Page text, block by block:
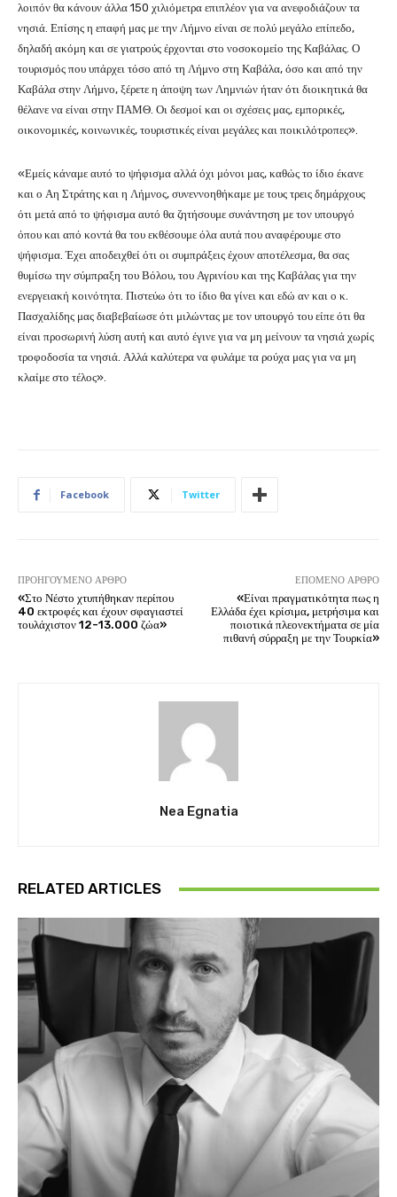
λοιπόν θα κάνουν άλλα 150 χιλιόμετρα επιπλέον για να ανεφοδιάζουν τα
νησιά. Επίσης η επαφή μας με την Λήμνο είναι σε πολύ μεγάλο επίπεδο,
δηλαδή ακόμη και σε γιατρούς έρχονται στο νοσοκομείο της Καβάλας. Ο
τουρισμός που υπάρχει τόσο από τη Λήμνο στη Καβάλα, όσο και από την
Καβάλα στην Λήμνο, ξέρετε η άποψη των Λημνιών ήταν ότι διοικητικά θα
θέλανε να είναι στην ΠΑΜΘ. Οι δεσμοί και οι σχέσεις μας, εμπορικές,
οικονομικές, κοινωνικές, τουριστικές είναι μεγάλες και ποικιλότροπες».
«Εμείς κάναμε αυτό το ψήφισμα αλλά όχι μόνοι μας, καθώς το ίδιο έκανε
και ο Αη Στράτης και η Λήμνος, συνεννοηθήκαμε με τους τρεις δημάρχους
ότι μετά από το ψήφισμα αυτό θα ζητήσουμε συνάντηση με τον υπουργό
όπου και από κοντά θα του εκθέσουμε όλα αυτά που αναφέρουμε στο
ψήφισμα. Έχει αποδειχθεί ότι οι συμπράξεις έχουν αποτέλεσμα, θα σας
θυμίσω την σύμπραξη του Βόλου, του Αγρινίου και της Καβάλας για την
ενεργειακή κοινότητα. Πιστεύω ότι το ίδιο θα γίνει και εδώ αν και ο κ.
Πασχαλίδης μας διαβεβαίωσε ότι μιλώντας με τον υπουργό του είπε ότι θα
είναι προσωρινή λύση αυτή και αυτό έγινε για να μη μείνουν τα νησιά χωρίς
τροφοδοσία τα νησιά. Αλλά καλύτερα να φυλάμε τα ρούχα μας για να μη
κλαίμε στο τέλος».
Facebook Twitter
ΠΡΟΗΓΟΎΜΕΝΟ ΆΡΘΡΟ
«Στο Νέστο χτυπήθηκαν περίπου
40 εκτροφές και έχουν σφαγιαστεί
τουλάχιστον 12-13.000 ζώα»
ΕΠΌΜΕΝΟ ΆΡΘΡΟ
«Είναι πραγματικότητα πως η
Ελλάδα έχει κρίσιμα, μετρήσιμα και
ποιοτικά πλεονεκτήματα σε μία
πιθανή σύρραξη με την Τουρκία»
Nea Egnatia
RELATED ARTICLES